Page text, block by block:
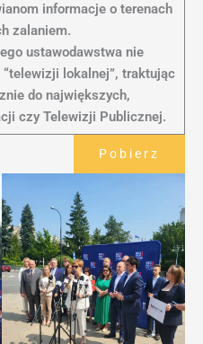
informacje o terenach
zalaniem.
ustawodawstwa nie
lokalnej”, traktując
do największych,
czy Telewizji Publicznej.
Pobierz